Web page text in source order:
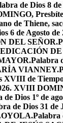
de Dios 8
de Thiene,
6 de Agosto de
DEL SEÑOR.
Palabra
VIANNEY.
XVIII de
XVIII
de Dios 1º de
de Dios 31 de
Palabra